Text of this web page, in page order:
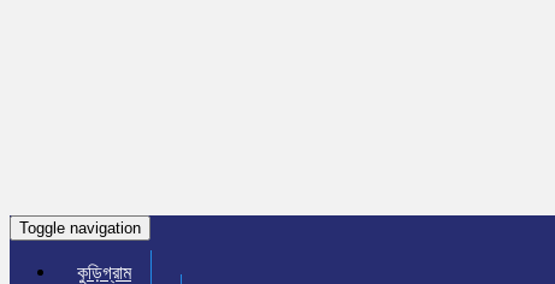
Toggle navigation
কুড়িগ্রাম